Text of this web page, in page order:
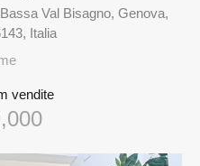
Val Bisagno, Genova,
Italia
vendite